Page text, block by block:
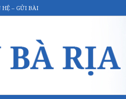
HỆ – GỬI BÀI